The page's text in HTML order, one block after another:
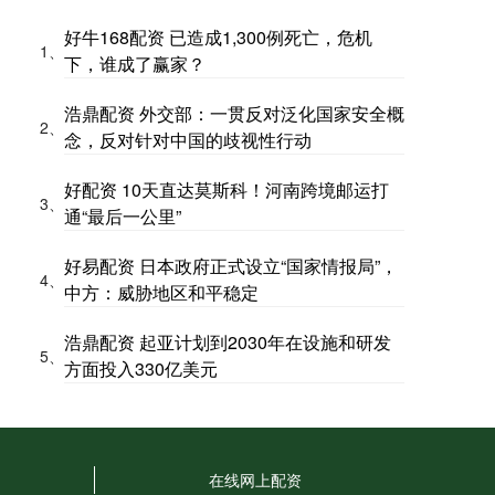
1、
好牛168配资 已造成1,300例死亡，危机
下，谁成了赢家？
2、
浩鼎配资 外交部：一贯反对泛化国家安全概
念，反对针对中国的歧视性行动
3、
好配资 10天直达莫斯科！河南跨境邮运打
通“最后一公里”
4、
好易配资 日本政府正式设立“国家情报局”，
中方：威胁地区和平稳定
5、
浩鼎配资 起亚计划到2030年在设施和研发
方面投入330亿美元
在线网上配资